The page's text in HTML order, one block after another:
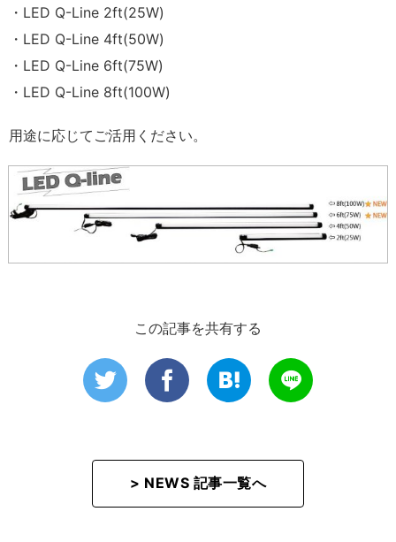
・LED Q-Line 2ft(25W)
・LED Q-Line 4ft(50W)
・LED Q-Line 6ft(75W)
・LED Q-Line 8ft(100W)
用途に応じてご活用ください。
この記事を共有する
> NEWS 記事一覧へ